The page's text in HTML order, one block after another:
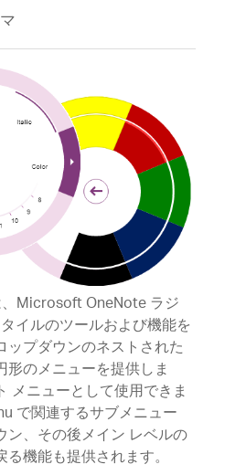
Microsoft OneNote ラジ
イルのツールおよび機能を
プダウンのネストされた
のメニューを提供しま
メニューとして使用できま
で関連するサブメニュー
ン、その後メイン レベルの
機能も提供されます。